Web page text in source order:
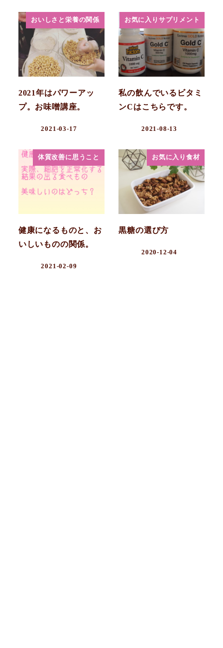
おいしさと栄養の関係
2021年はパワーアッ
プ。お味噌講座。
2021-03-17
お気に入りサプリメント
私の飲んでいるビタミ
ンCはこちらです。
2021-08-13
体質改善に思うこと
健康になるものと、お
いしいものの関係。
2021-02-09
お気に入り食材
黒糖の選び方
2020-12-04